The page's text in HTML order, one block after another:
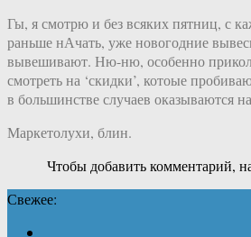
Гы, я смотрю и без всяких пятниц, с
раньше нАчать, уже новогодние
вывешивают. Ню-ню, особенно
смотреть на ‘скидки’, котоые
в большинстве случаев оказываются
Маркетолухи, блин.
Чтобы добавить комментарий,
Свежее: